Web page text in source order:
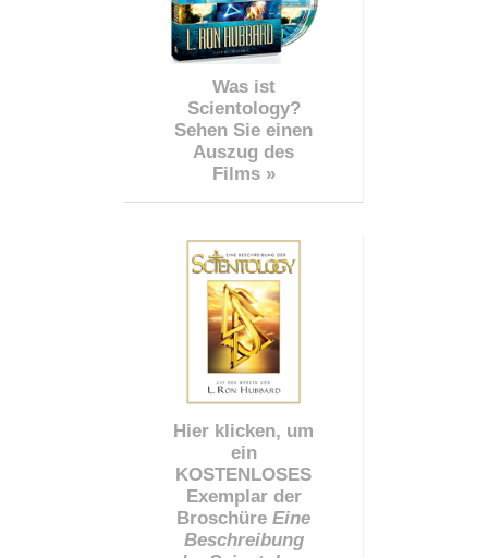
Was ist
Scientology?
Sehen Sie einen
Auszug des
Films »
Hier klicken, um
ein
KOSTENLOSES
Exemplar der
Broschüre Eine
Beschreibung